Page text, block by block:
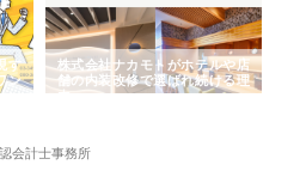
す
ン
株式会社ナカモトがホテルや店
舗の内装改修で選ばれ続ける理
由
会計士事務所